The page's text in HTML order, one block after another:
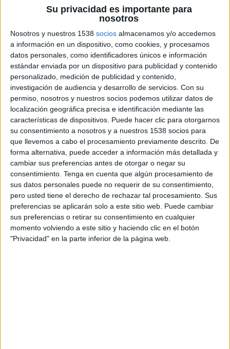
Su privacidad es importante para
nosotros
Nosotros y nuestros 1538 socios almacenamos y/o accedemos
a información en un dispositivo, como cookies, y procesamos
datos personales, como identificadores únicos e información
estándar enviada por un dispositivo para publicidad y contenido
personalizado, medición de publicidad y contenido,
investigación de audiencia y desarrollo de servicios. Con su
permiso, nosotros y nuestros socios podemos utilizar datos de
localización geográfica precisa e identificación mediante las
características de dispositivos. Puede hacer clic para otorgarnos
su consentimiento a nosotros y a nuestros 1538 socios para
que llevemos a cabo el procesamiento previamente descrito. De
forma alternativa, puede acceder a información más detallada y
cambiar sus preferencias antes de otorgar o negar su
consentimiento. Tenga en cuenta que algún procesamiento de
sus datos personales puede no requerir de su consentimiento,
pero usted tiene el derecho de rechazar tal procesamiento. Sus
preferencias se aplicarán solo a este sitio web. Puede cambiar
sus preferencias o retirar su consentimiento en cualquier
momento volviendo a este sitio y haciendo clic en el botón
"Privacidad" en la parte inferior de la página web.
10 DE MAYO DE 2011
Se incorporan Leticia Rodríguez Hoyas y Raquel
Canseco
JWT cuenta con dos nuevas supervisoras: Leticia Rodríguez Hoyas, que
gestionará Rolex, Wilkinson, Shell y Unicaza, y Raquel Canseco que asumirá
dicha responsabilidad en la cuenta de Corona EMEA.
Procede de The Farm, donde ejercía de supervisora de cuentas para Diageo
Latinoamérica y Caja España. Su etapa anterior fue en Tapsa donde trabajó como
ejecutiva de cuentas senior durante cuatro años para marcas como Endesa, Leroy
Merlin, KIA, Mutua Madrileña y Laboratorios Cinfa. Durante su carrera
profesional también ha trabajado para marcas como FOX, Kraft, Vodafone,
Daimler Chrysler y Toyota España, entre otros.